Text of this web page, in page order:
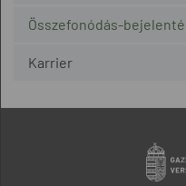
Összefonódás-
Karrier